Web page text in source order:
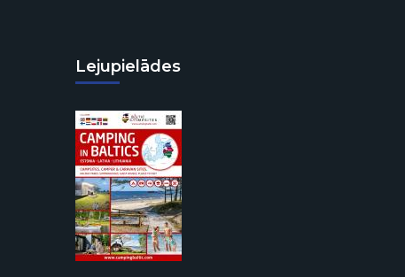
Lejupielādes